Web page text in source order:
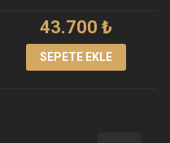
43.700₺
SEPETE EKLE